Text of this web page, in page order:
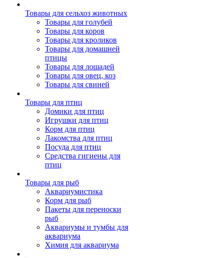
Товары для сельхоз животных
Товары для голубей
Товары для коров
Товары для кроликов
Товары для домашней
птицы
Товары для лошадей
Товары для овец, коз
Товары для свиней
Товары для птиц
Домики для птиц
Игрушки для птиц
Корм для птиц
Лакомства для птиц
Посуда для птиц
Средства гигиены для
птиц
Товары для рыб
Аквариумистика
Корм для рыб
Пакеты для переноски
рыб
Аквариумы и тумбы для
аквариума
Химия для аквариума